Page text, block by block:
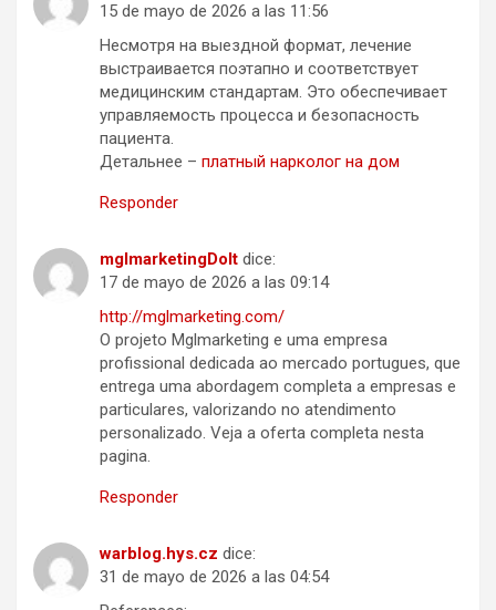
15 de mayo de 2026 a las 11:56
Несмотря на выездной формат, лечение
выстраивается поэтапно и соответствует
медицинским стандартам. Это обеспечивает
управляемость процесса и безопасность
пациента.
Детальнее – платный нарколог на дом
Responder
mglmarketingDoIt dice:
17 de mayo de 2026 a las 09:14
http://mglmarketing.com/
O projeto Mglmarketing e uma empresa
profissional dedicada ao mercado portugues, que
entrega uma abordagem completa a empresas e
particulares, valorizando no atendimento
personalizado. Veja a oferta completa nesta
pagina.
Responder
warblog.hys.cz dice:
31 de mayo de 2026 a las 04:54